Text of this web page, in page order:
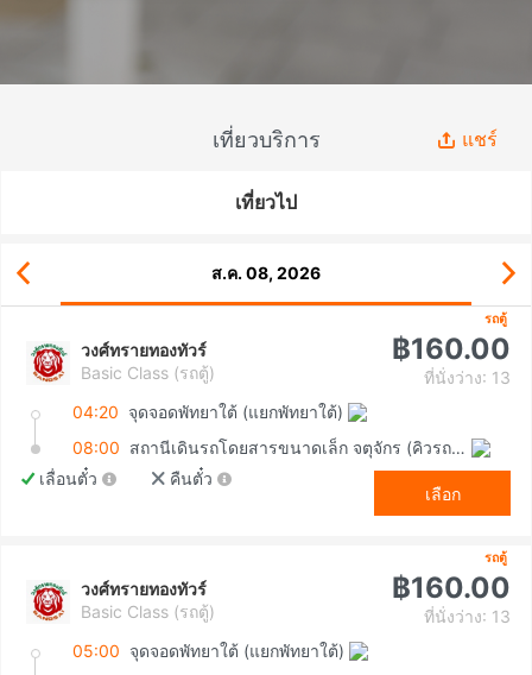
เที่ยวบริการ แชร์
เที่ยวไป
ส.ค. 08, 2026
รถตู้
วงศ์ทรายทองทัวร์
Basic Class (รถตู้)
฿160.00
ที่นั่งว่าง: 13
04:20 จุดจอดพัทยาใต้ (แยกพัทยาใต้)
08:00
สถานีเดินรถโดยสารขนาดเล็ก จตุจักร (คิวรถตู้หมอชิต 2)
เลื่อนตั๋ว
คืนตั๋ว
เลือก
รถตู้
วงศ์ทรายทองทัวร์
Basic Class (รถตู้)
฿160.00
ที่นั่งว่าง: 13
05:00 จุดจอดพัทยาใต้ (แยกพัทยาใต้)